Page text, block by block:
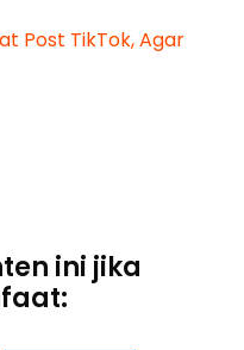
Post TikTok, Agar
ini jika